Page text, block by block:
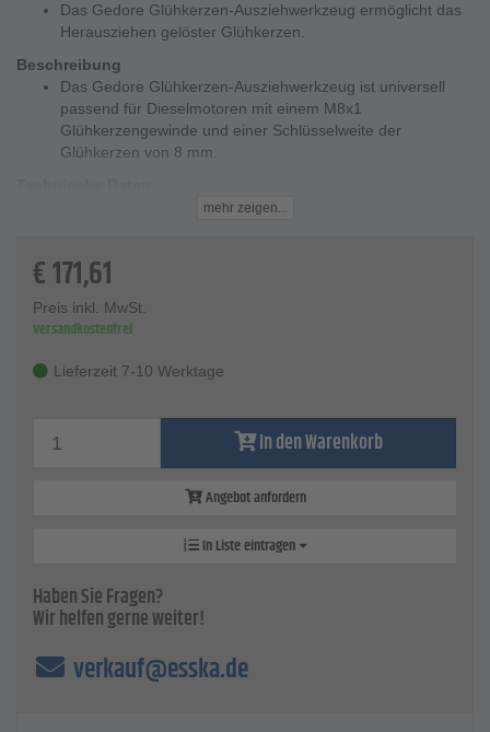
Das Gedore Glühkerzen-Ausziehwerkzeug ermöglicht das
Herausziehen gelöster Glühkerzen.
Beschreibung
Das Gedore Glühkerzen-Ausziehwerkzeug ist universell
passend für Dieselmotoren mit einem M8x1
Glühkerzengewinde und einer Schlüsselweite der
Glühkerzen von 8 mm.
für Gewinde - M8 x 1
besonders passend bei z.B. Mercedes: OM642, OM651,
OM640; Fiat / Lancia / Opel 1.3 JTD / CDTi; PSA: 2.2
VW 2.5 TDI
mehr zeigen...
€171,61
Preis inkl. MwSt.
versandkostenfrei
Lieferzeit 7-10 Werktage
In den Warenkorb
Angebot anfordern
In Liste eintragen
Haben Sie Fragen?
Wir helfen gerne weiter!
verkauf@esska.de